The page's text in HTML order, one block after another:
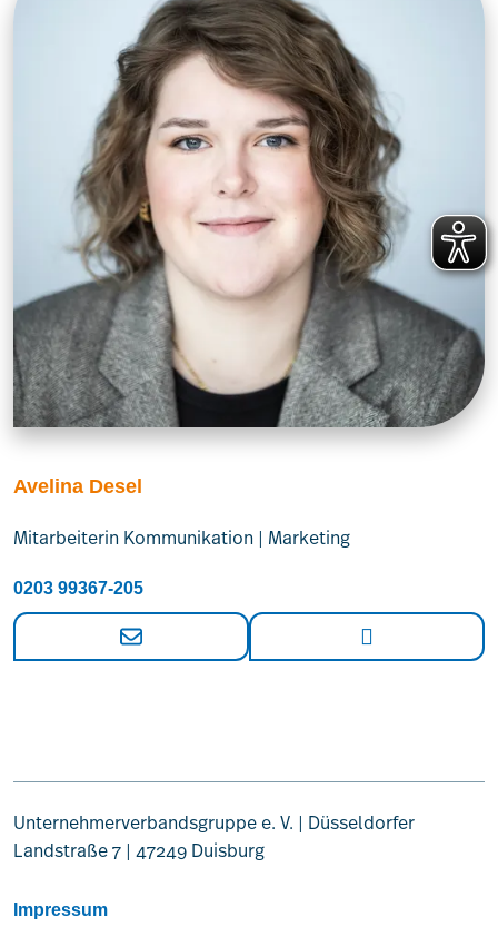
Avelina Desel
Mitarbeiterin Kommunikation | Marketing
0203 99367-205
Unternehmerverbandsgruppe e. V. | Düsseldorfer
Landstraße 7 | 47249 Duisburg
Impressum